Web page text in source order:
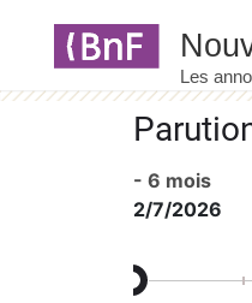
- 6 mois
2/7/2026